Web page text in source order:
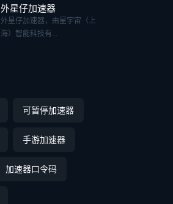
外星仔加速器
外星仔加速器，由星宇宙（上
海）智能科技有...
可暂停加速器
手游加速器
加速器口令码